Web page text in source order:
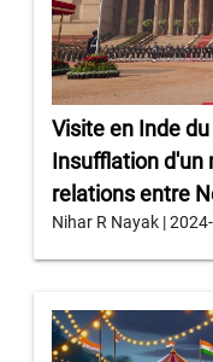
Visite en Inde
Insufflation d'un
relations entre
Nihar R Nayak |